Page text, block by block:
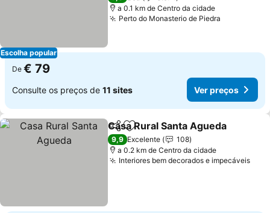
Escolha popular
a 0.1 km de Centro da cidade
Perto do Monasterio de Piedra
De € 79
Consulte os preços de 11 sites Ver preços
PartilharAdicionar aos favoritos
Casa Rural Santa Agueda
9,9 Excelente
108
a 0.2 km de Centro da cidade
Interiores bem decorados e impecáveisVer